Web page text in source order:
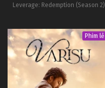
Leverage: Redemption (Season 2)
Phim lẻ